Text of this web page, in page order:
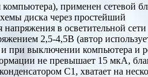
компьютера), применен сетевой
диска через простейший
в осветительной сети
2,5-4,5В (автор
и при выключении компьютера и
не превышает 15 мкА,
С1, хватает на